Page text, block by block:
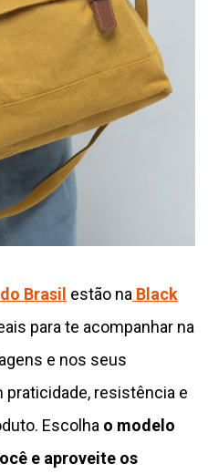
Brasil estão na Black
para te acompanhar na
e nos seus
praticidade, resistência e
Escolha o modelo
e aproveite os